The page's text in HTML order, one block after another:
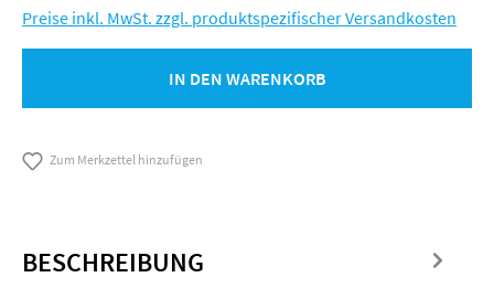
Preise inkl. MwSt. zzgl. produktspezifischer Versandkosten
IN DEN WARENKORB
Zum Merkzettel hinzufügen
BESCHREIBUNG